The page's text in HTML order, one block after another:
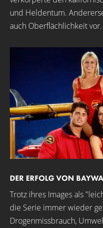
und Heldentum.
auch Oberflächlichkeit vor.
DER ERFOLG VON
Trotz ihres Images als
die Serie immer wieder
Drogenmissbrauch,